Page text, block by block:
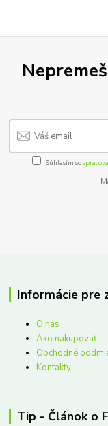
Súhlasím so
Informácie pre
O nás
Ako nakupovať
Obchodné
Kontakty
Tip - Článok o